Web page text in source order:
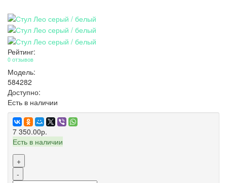
Рейтинг:
0 отзывов
Модель:
584282
Доступно:
Есть в наличии
7 350.00р.
Есть в наличии
+
-